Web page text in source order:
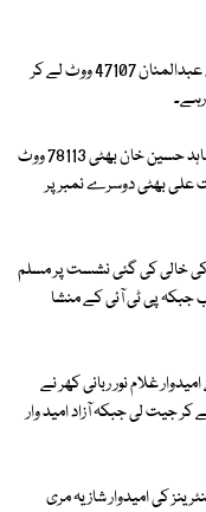
این اے 83 فیصل آباد 9 سے مسلم لیگ (ن) کے میاں عبدالمنان 47107 ووٹ لے کر
این اے 103 حافظ آباد سے مسلم لیگ (ن) کےمیاں شاہد حسین خان بھٹی 78113 ووٹ
بھٹی دوسرے نمبر پر
شریف کی خالی کی گئی نشست پر مسلم
مبشر 44894 لے کر کامیاب جبکہ پی ٹی آئی کے منشا
امیدوار غلام نور ربانی کھر نے
خالی کی ہوئی سیٹ 69903 ووٹ لے کر جیت لی جبکہ آزاد امید وار
پارلیمنٹرینز کی امیدوار شازیہ مری